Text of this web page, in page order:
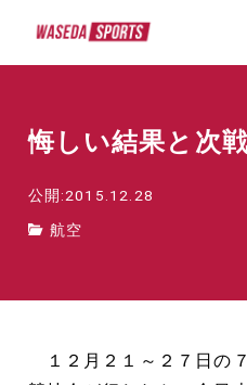
悔しい結果と次
公開:2015.12.28
航空
１２月２１～２７日の